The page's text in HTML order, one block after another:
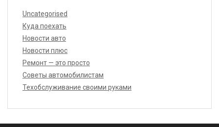
Uncategorised
Куда поехать
Новости авто
Новости плюс
Ремонт — это просто
Советы автомобилистам
Техобслуживание своими руками